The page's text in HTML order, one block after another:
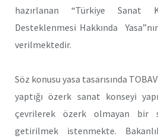
hazırlanan “Türkiye Sanat
Desteklenmesi Hakkında
verilmektedir.
Söz konusu yasa tasarısında
yaptığı özerk sanat konseyi
çevrilerek özerk olmayan bir
getirilmek istenmekte.